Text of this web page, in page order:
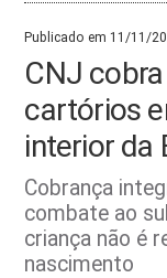
Publicado em 11/11/
CNJ
cartórios
interior da
Cobrança
combate ao
criança não é
nascimento